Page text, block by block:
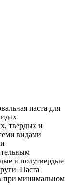
паста для
твердых и
видами
и полутвердые
Паста
при минимальном